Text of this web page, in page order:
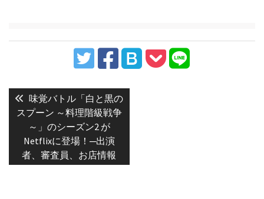
稿
ナ
Previous
post:
味覚バトル「白と黒の
スプーン ～料理階級戦争
～」のシーズン2 が
Netflixに登場！─出演
者、審査員、お店情報